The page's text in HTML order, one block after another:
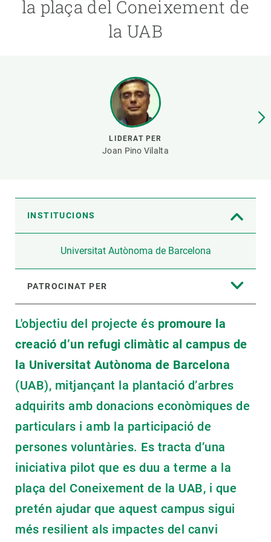
la plaça del Coneixement de
la UAB
LIDERAT PER
Joan Pino Vilalta
INSTITUCIONS
Universitat Autònoma de Barcelona
PATROCINAT PER
L'objectiu del projecte és promoure la
creació d’un refugi climàtic al campus de
la Universitat Autònoma de Barcelona
(UAB), mitjançant la plantació d’arbres
adquirits amb donacions econòmiques de
particulars i amb la participació de
persones voluntàries. Es tracta d’una
iniciativa pilot que es duu a terme a la
plaça del Coneixement de la UAB, i que
pretén ajudar que aquest campus sigui
més resilient als impactes del canvi